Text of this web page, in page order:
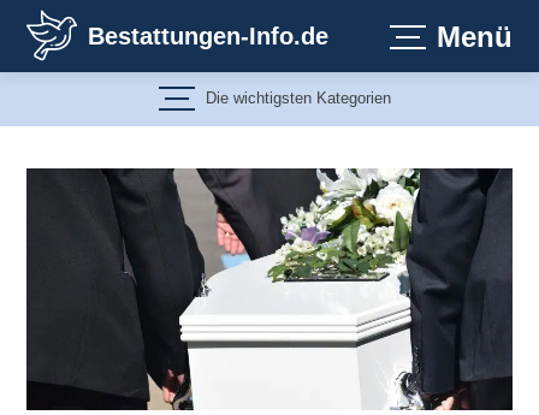
Inhalt
springen
Bestattungen-Info.de Menü
Die wichtigsten Kategorien